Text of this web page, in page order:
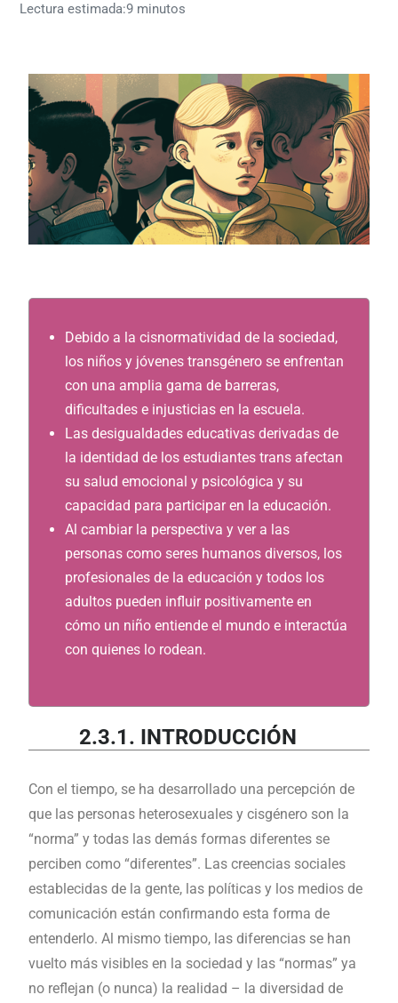
Lectura estimada:9 minutos
Debido a la cisnormatividad de la sociedad,
los niños y jóvenes transgénero se enfrentan
con una amplia gama de barreras,
dificultades e injusticias en la escuela.
Las desigualdades educativas derivadas de
la identidad de los estudiantes trans afectan
su salud emocional y psicológica y su
capacidad para participar en la educación.
Al cambiar la perspectiva y ver a las
personas como seres humanos diversos, los
profesionales de la educación y todos los
adultos pueden influir positivamente en
cómo un niño entiende el mundo e interactúa
con quienes lo rodean.
2.3.1. INTRODUCCIÓN
Con el tiempo, se ha desarrollado una percepción de
que las personas heterosexuales y cisgénero son la
“norma” y todas las demás formas diferentes se
perciben como “diferentes”. Las creencias sociales
establecidas de la gente, las políticas y los medios de
comunicación están confirmando esta forma de
entenderlo. Al mismo tiempo, las diferencias se han
vuelto más visibles en la sociedad y las “normas” ya
no reflejan (o nunca) la realidad – la diversidad de